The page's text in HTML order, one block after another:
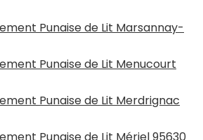
Punaise de Lit Marsannay-
Punaise de Lit Menucourt
Punaise de Lit Merdrignac
Punaise de Lit Mériel 95630